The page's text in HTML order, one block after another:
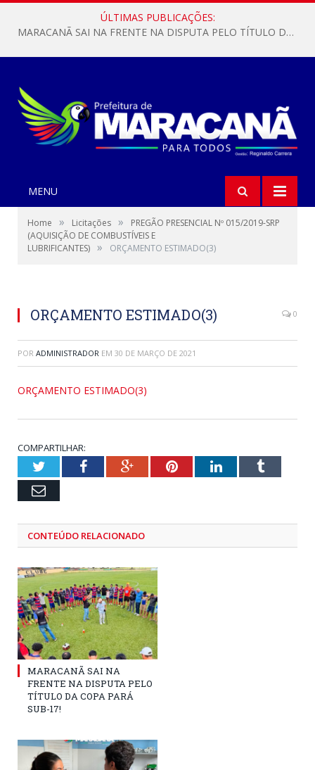
ÚLTIMAS PUBLICAÇÕES:
MARACANÃ SAI NA FRENTE NA DISPUTA PELO TÍTULO DA COPA PARÁ SUB-17!
MENU
Home » Licitações »
PREGÃO PRESENCIAL Nº 015/2019-SRP
(AQUISIÇÃO DE COMBUSTÍVEIS E
LUBRIFICANTES) » ORÇAMENTO ESTIMADO(3)
ORÇAMENTO ESTIMADO(3) 0
POR ADMINISTRADOR EM 30 DE MARÇO DE 2021
ORÇAMENTO ESTIMADO(3)
COMPARTILHAR:
TwitterFacebookGoogle+PinterestLinkedInTumblr
Email
CONTEÚDO RELACIONADO
MARACANÃ SAI NA
FRENTE NA DISPUTA PELO
TÍTULO DA COPA PARÁ
SUB-17!